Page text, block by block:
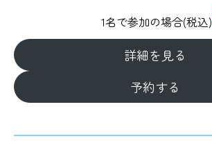
1名で参加の場合(税込)
詳細を見る
予約する